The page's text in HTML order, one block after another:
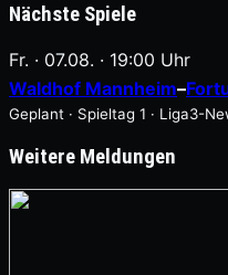
Nächste Spiele
Fr. · 07.08. · 19:00 Uhr
Waldhof Mannheim–
Geplant · Spieltag 1 · Liga3-
Weitere Meldungen